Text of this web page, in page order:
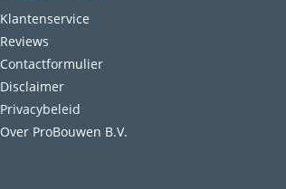
Klantenservice
Reviews
Contactformulier
Disclaimer
Privacybeleid
Over ProBouwen B.V.